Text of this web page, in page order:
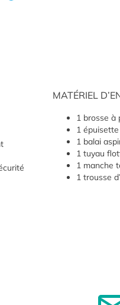
MATÉRIEL
1 brosse à
1
1 balai
1 tuyau
1 manche
1 trousse